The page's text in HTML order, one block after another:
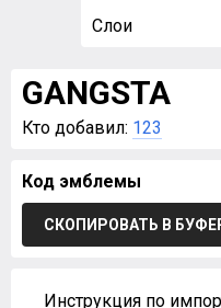
Слои
GANGSTA
Кто добавил: 123
Код эмблемы
СКОПИРОВАТЬ В
Инструкция по